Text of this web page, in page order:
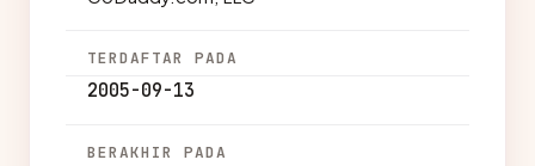
TERDAFTAR PADA
2005-09-13
BERAKHIR PADA